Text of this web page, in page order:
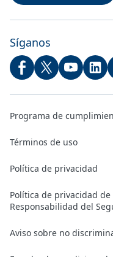
Síganos
Programa de
Términos de uso
Política de privacidad
Política de privacidad
Responsabilidad del
Aviso sobre no